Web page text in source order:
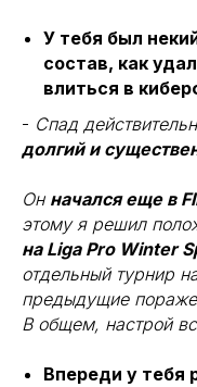
У тебя был
состав, как
влиться в
- Спад
долгий и
Он начался еще в
этому я решил
на Liga Pro Winter
отдельный турнир
предыдущие
В общем, настрой
Впереди у